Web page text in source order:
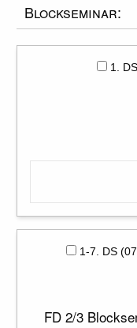
Blockseminar:
1.
1-7. DS
FD 2/3